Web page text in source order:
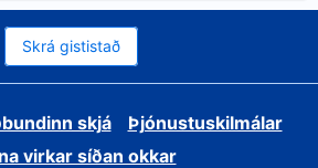
Skrá gististað
skjá
Þjónustuskilmálar
virkar síðan okkar